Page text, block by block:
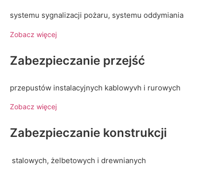
systemu sygnalizacji pożaru, systemu oddymiania
Zobacz więcej
Zabezpieczanie przejść
przepustów instalacyjnych kablowyvh i rurowych
Zobacz więcej
Zabezpieczanie konstrukcji
stalowych, żelbetowych i drewnianych